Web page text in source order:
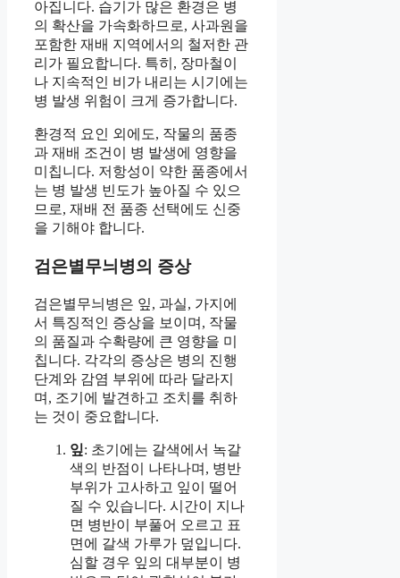
아집니다. 습기가 많은 환경은 병
의 확산을 가속화하므로, 사과원을
포함한 재배 지역에서의 철저한 관
리가 필요합니다. 특히, 장마철이
나 지속적인 비가 내리는 시기에는
병 발생 위험이 크게 증가합니다.
환경적 요인 외에도, 작물의 품종
과 재배 조건이 병 발생에 영향을
미칩니다. 저항성이 약한 품종에서
는 병 발생 빈도가 높아질 수 있으
므로, 재배 전 품종 선택에도 신중
을 기해야 합니다.
검은별무늬병의 증상
검은별무늬병은 잎, 과실, 가지에
서 특징적인 증상을 보이며, 작물
의 품질과 수확량에 큰 영향을 미
칩니다. 각각의 증상은 병의 진행
단계와 감염 부위에 따라 달라지
며, 조기에 발견하고 조치를 취하
는 것이 중요합니다.
잎: 초기에는 갈색에서 녹갈
색의 반점이 나타나며, 병반
부위가 고사하고 잎이 떨어
질 수 있습니다. 시간이 지나
면 병반이 부풀어 오르고 표
면에 갈색 가루가 덮입니다.
심할 경우 잎의 대부분이 병